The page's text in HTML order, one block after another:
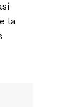
la